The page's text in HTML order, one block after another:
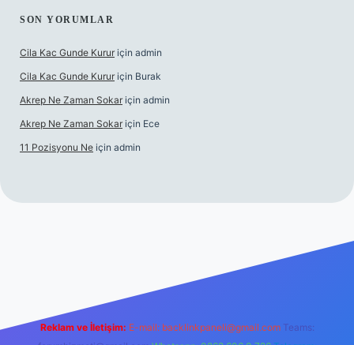
SON YORUMLAR
Cila Kac Gunde Kurur için admin
Cila Kac Gunde Kurur için Burak
Akrep Ne Zaman Sokar için admin
Akrep Ne Zaman Sokar için Ece
11 Pozisyonu Ne için admin
Reklam ve İletişim: E-mail: backlinkpaneli@gmail.com Teams: